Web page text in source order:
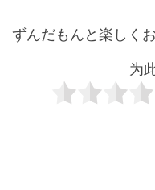
ずんだもんと楽しく
为